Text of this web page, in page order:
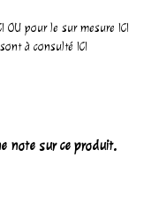
OU pour le sur mesure ICI
à consulté ICI
note sur ce produit.